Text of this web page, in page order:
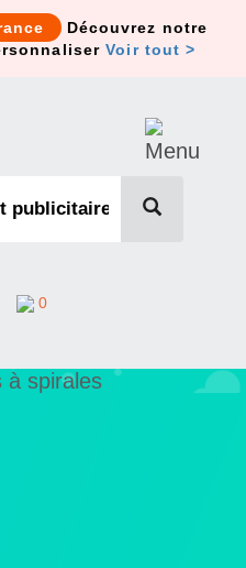
Découvrez notre
Voir tout >
0
à spirales